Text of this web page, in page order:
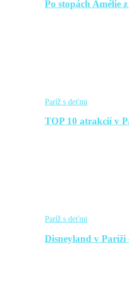
Po stopách Amélie
Paríž s deťmi
TOP 10 atrakcií v
Paríž s deťmi
Disneyland v